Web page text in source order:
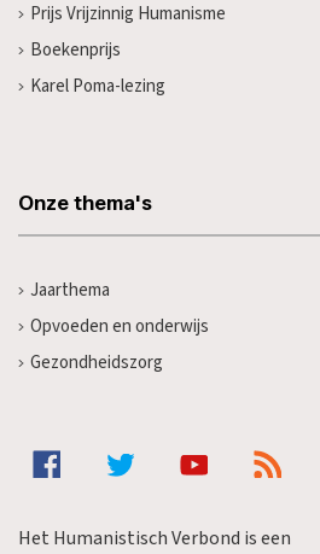
Prijs Vrijzinnig Humanisme
Boekenprijs
Karel Poma-lezing
Onze thema's
Jaarthema
Opvoeden en onderwijs
Gezondheidszorg
Het Humanistisch Verbond is een